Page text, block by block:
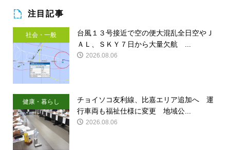
注目記事
社会・一般
台風１３号接近で空の便大混乱全日空やＪ
ＡＬ、ＳＫＹ７日から大量欠航 ...
2026.08.06
健康・暮らし
チョイソコ友利線、比嘉エリア追加へ 運
行車両も福祉仕様に変更 地域公...
2026.08.06